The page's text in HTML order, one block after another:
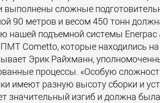
выполнены сложные
90 метров и весом 450 тонн
нашей подъемной системы Enerpac
Cometto, которые находились
Эрик Райхманн,
процессы. «Особую
имеют разную высоту сборки и
значительный изгиб и должна